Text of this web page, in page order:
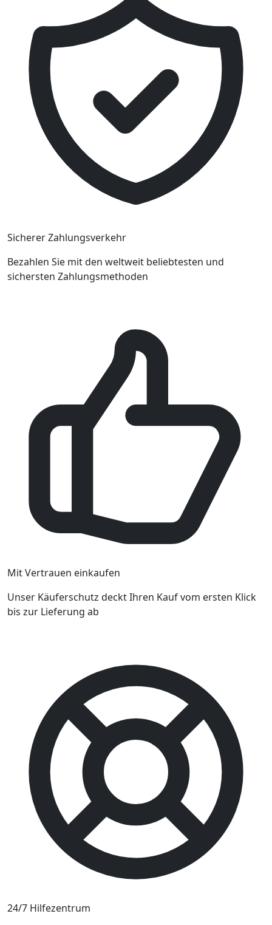
Sicherer Zahlungsverkehr
Bezahlen Sie mit den weltweit beliebtesten und
sichersten Zahlungsmethoden
Mit Vertrauen einkaufen
Unser Käuferschutz deckt Ihren Kauf vom ersten Klick
bis zur Lieferung ab
24/7 Hilfezentrum